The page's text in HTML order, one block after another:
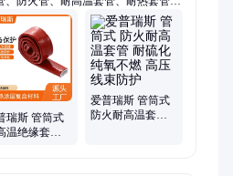
绝缘套管、阻燃套管、隔热套管、搭
芭蕉带、铝箔波纹管、高硅氧套管、
瑞斯 管筒式
温绝缘套管
爱普瑞斯 管筒式
防火耐高温套管